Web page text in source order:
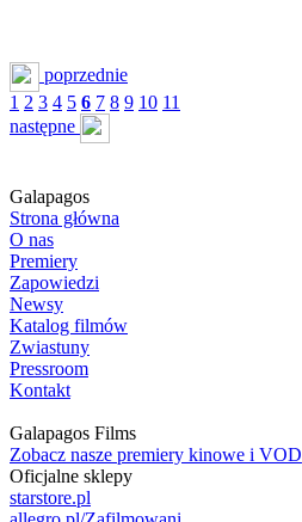
poprzednie
1 2 3 4 5 6 7 8 9 10 11
następne
Galapagos
Strona główna
O nas
Premiery
Zapowiedzi
Newsy
Katalog filmów
Zwiastuny
Pressroom
Kontakt
Galapagos Films
Zobacz nasze premiery kinowe i VOD
Oficjalne sklepy
starstore.pl